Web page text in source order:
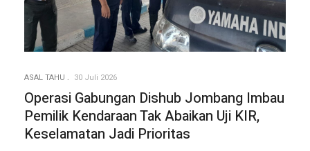
ASAL TAHU 30 Juli 2026
Operasi Gabungan Dishub Jombang Imbau
Pemilik Kendaraan Tak Abaikan Uji KIR,
Keselamatan Jadi Prioritas